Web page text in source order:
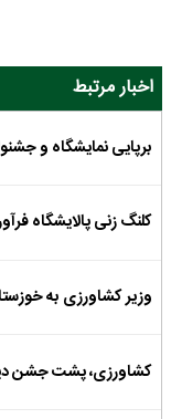
اخبار مرتبط
برپایی نمایشگاه و
کلنگ زنی پالایشگاه
وزیر کشاورزی به
کشاورزی، پشت جشن